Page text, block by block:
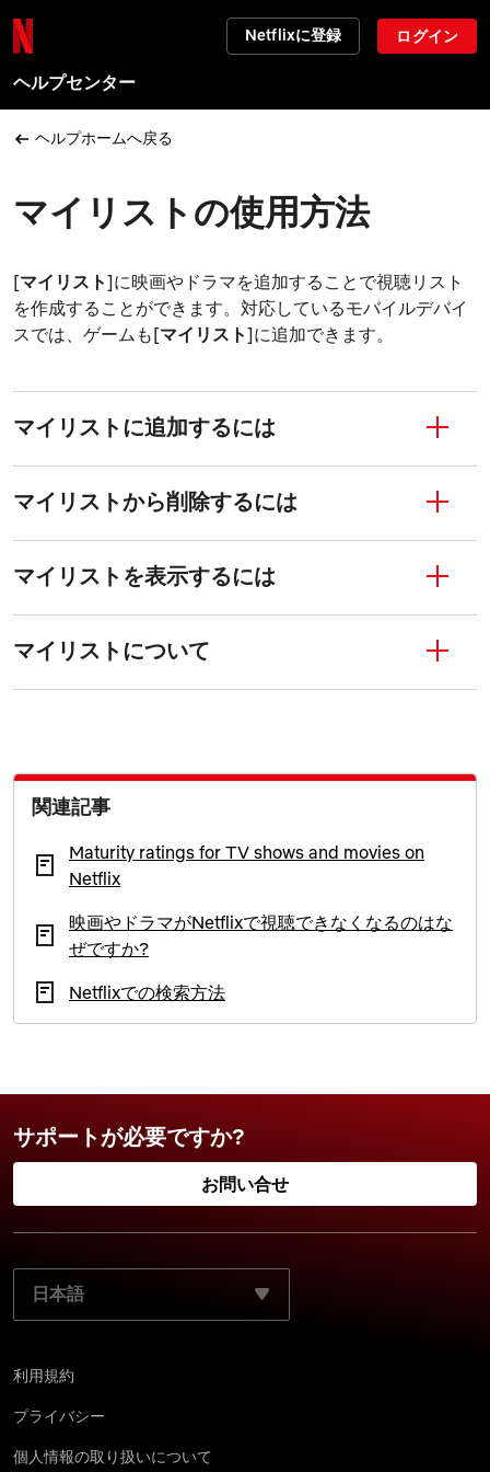
Netflixに登録 ログイン
ヘルプセンター
ヘルプホームへ戻る
マイリストの使用方法
[マイリスト]に映画やドラマを追加することで視聴リスト
を作成することができます。対応しているモバイルデバイ
スでは、ゲームも[マイリスト]に追加できます。
マイリストに追加するには
マイリストから削除するには
マイリストを表示するには
マイリストについて
関連記事
Maturity ratings for TV shows and movies on
Netflix
映画やドラマがNetflixで視聴できなくなるのはな
ぜですか?
Netflixでの検索方法
サポートが必要ですか?
お問い合せ
ご使用になる言語を選択してください:
利用規約
プライバシー
個 人情 報 の取 り 扱 い につ い て